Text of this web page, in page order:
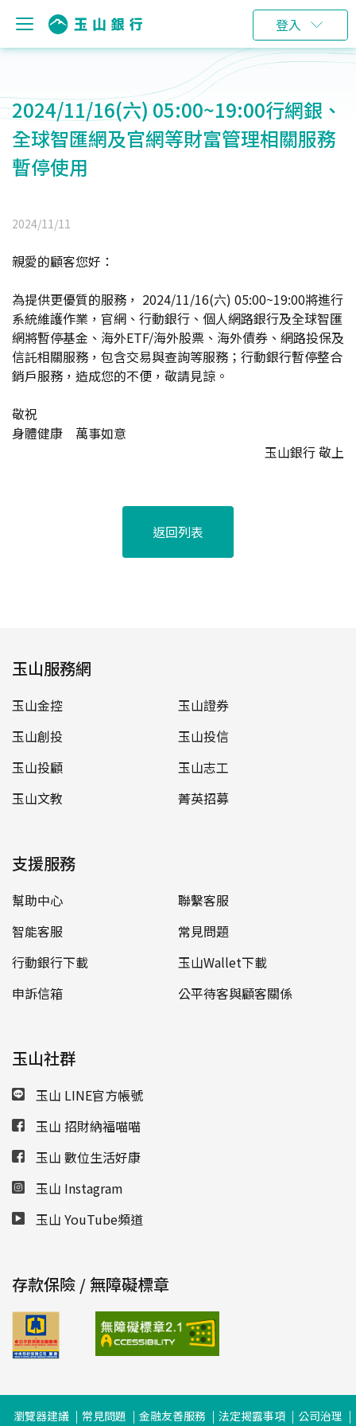
登入
2024/11/16(六) 05:00~19:00行網銀、
全球智匯網及官網等財富管理相關服務
暫停使用
2024/11/11
親愛的顧客您好：
為提供更優質的服務， 2024/11/16(六) 05:00~19:00將進行
系統維護作業，官網、行動銀行、個人網路銀行及全球智匯
網將暫停基金、海外ETF/海外股票、海外債券、網路投保及
信託相關服務，包含交易與查詢等服務；行動銀行暫停整合
銷戶服務，造成您的不便，敬請見諒。
敬祝
身體健康 萬事如意
玉山銀行 敬上
返回列表
玉山服務網
玉山金控
玉山證券
玉山創投
玉山投信
玉山投顧
玉山志工
玉山文教
菁英招募
支援服務
幫助中心
聯繫客服
智能客服
常見問題
行動銀行下載
玉山Wallet下載
申訴信箱
公平待客與顧客關係
玉山社群
玉山 LINE官方帳號
玉山 招財納福喵喵
玉山 數位生活好康
玉山 Instagram
玉山 YouTube頻道
存款保險 / 無障礙標章
瀏覽器建議 常見問題 金融友善服務 法定揭露事項 公司治理